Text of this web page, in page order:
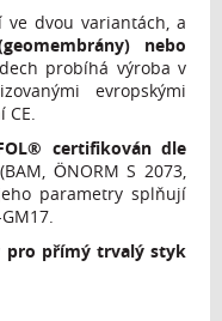
ve dvou variantách, a
nebo
probíhá výroba v
evropskými
CE.
certifikován dle
ÖNORM S 2073,
jeho parametry splňují
pro přímý trvalý styk